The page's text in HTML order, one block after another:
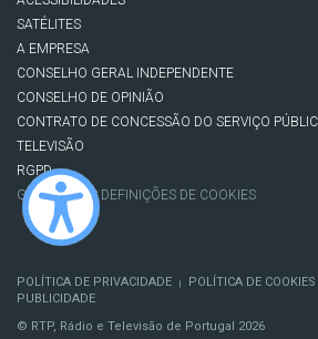
SATÉLITES
A EMPRESA
CONSELHO GERAL INDEPENDENTE
CONSELHO DE OPINIÃO
CONTRATO DE CONCESSÃO DO SERVIÇO
TELEVISÃO
RGPD
GESTÃO DAS DEFINIÇÕES DE COOKIES
POLÍTICA DE PRIVACIDADE | POLÍTICA DE COOKIES
PUBLICIDADE
© RTP, Rádio e Televisão de Portugal 2026